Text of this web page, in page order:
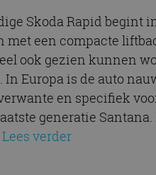
Skoda Rapid begint
met een compacte
ook gezien kunnen
Europa is de auto
en specifiek
generatie
Lees verder